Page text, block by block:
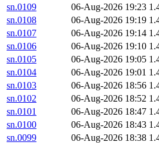
sn.0109
06-Aug-2026 19:23
sn.0108
06-Aug-2026 19:19
sn.0107
06-Aug-2026 19:14
sn.0106
06-Aug-2026 19:10
sn.0105
06-Aug-2026 19:05
sn.0104
06-Aug-2026 19:01
sn.0103
06-Aug-2026 18:56
sn.0102
06-Aug-2026 18:52
sn.0101
06-Aug-2026 18:47
sn.0100
06-Aug-2026 18:43
sn.0099
06-Aug-2026 18:38